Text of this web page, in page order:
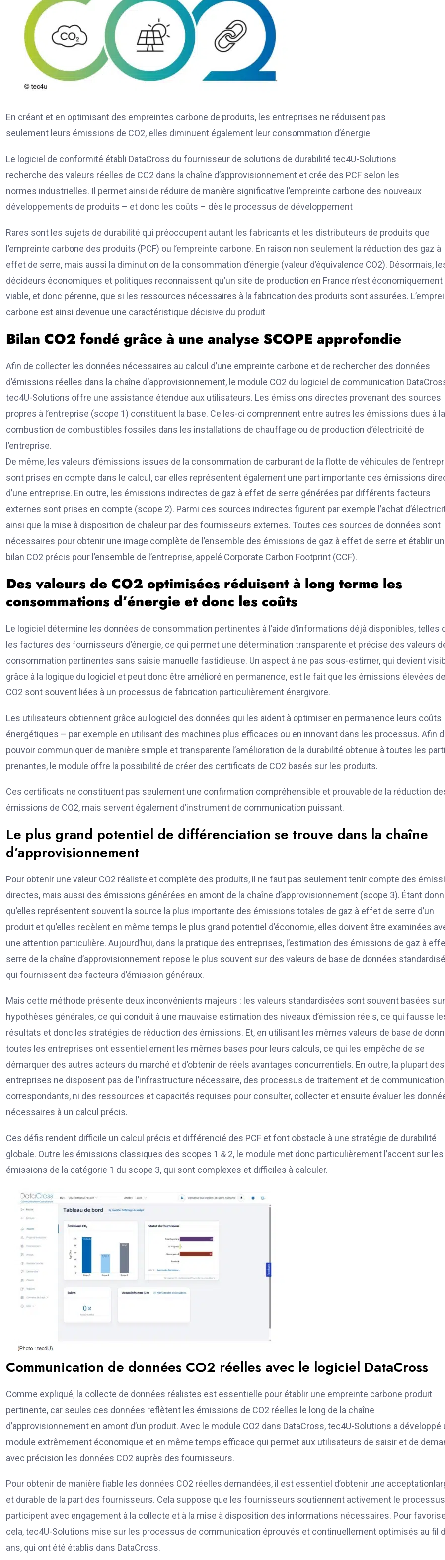
En créant et en optimisant des empreintes carbone de produits, les entreprises ne réduisent pas
seulement leurs émissions de CO2, elles diminuent également leur consommation d’énergie.
Le logiciel de conformité établi DataCross du fournisseur de solutions de durabilité tec4U-Solutions
recherche des valeurs réelles de CO2 dans la chaîne d’approvisionnement et crée des PCF selon les
normes industrielles. Il permet ainsi de réduire de manière significative l’empreinte carbone des nouveaux
développements de produits – et donc les coûts – dès le processus de développement
Rares sont les sujets de durabilité qui préoccupent autant les fabricants et les distributeurs de produits que
l’empreinte carbone des produits (PCF) ou l’empreinte carbone. En raison non seulement la réduction des gaz à
effet de serre, mais aussi la diminution de la consommation d’énergie (valeur d’équivalence CO2). Désormais,
décideurs économiques et politiques reconnaissent qu’un site de production en France n’est économiquement
viable, et donc pérenne, que si les ressources nécessaires à la fabrication des produits sont assurées.
carbone est ainsi devenue une caractéristique décisive du produit
Bilan CO2 fondé grâce à une analyse SCOPE approfondie
Afin de collecter les données nécessaires au calcul d’une empreinte carbone et de rechercher des données
d’émissions réelles dans la chaîne d’approvisionnement, le module CO2 du logiciel de communication
tec4U-Solutions offre une assistance étendue aux utilisateurs. Les émissions directes provenant des sources
propres à l’entreprise (scope 1) constituent la base. Celles-ci comprennent entre autres les émissions dues à la
combustion de combustibles fossiles dans les installations de chauffage ou de production d’électricité de
l’entreprise.
De même, les valeurs d’émissions issues de la consommation de carburant de la flotte de véhicules de
sont prises en compte dans le calcul, car elles représentent également une part importante des émissions
d’une entreprise. En outre, les émissions indirectes de gaz à effet de serre générées par différents facteurs
externes sont prises en compte (scope 2). Parmi ces sources indirectes figurent par exemple l’achat
ainsi que la mise à disposition de chaleur par des fournisseurs externes. Toutes ces sources de données sont
nécessaires pour obtenir une image complète de l’ensemble des émissions de gaz à effet de serre et établir un
bilan CO2 précis pour l’ensemble de l’entreprise, appelé Corporate Carbon Footprint (CCF).
Des valeurs de CO2 optimisées réduisent à long terme les
consommations d’énergie et donc les coûts
Le logiciel détermine les données de consommation pertinentes à l’aide d’informations déjà disponibles, telles
les factures des fournisseurs d’énergie, ce qui permet une détermination transparente et précise des valeurs
consommation pertinentes sans saisie manuelle fastidieuse. Un aspect à ne pas sous-estimer, qui devient
grâce à la logique du logiciel et peut donc être amélioré en permanence, est le fait que les émissions élevées de
CO2 sont souvent liées à un processus de fabrication particulièrement énergivore.
Les utilisateurs obtiennent grâce au logiciel des données qui les aident à optimiser en permanence leurs coûts
énergétiques – par exemple en utilisant des machines plus efficaces ou en innovant dans les processus. Afin
pouvoir communiquer de manière simple et transparente l’amélioration de la durabilité obtenue à toutes les
prenantes, le module offre la possibilité de créer des certificats de CO2 basés sur les produits.
Ces certificats ne constituent pas seulement une confirmation compréhensible et prouvable de la réduction
émissions de CO2, mais servent également d’instrument de communication puissant.
Le plus grand potentiel de différenciation se trouve dans la chaîne
d’approvisionnement
Pour obtenir une valeur CO2 réaliste et complète des produits, il ne faut pas seulement tenir compte des
directes, mais aussi des émissions générées en amont de la chaîne d’approvisionnement (scope 3). Étant
qu’elles représentent souvent la source la plus importante des émissions totales de gaz à effet de serre d’un
produit et qu’elles recèlent en même temps le plus grand potentiel d’économie, elles doivent être examinées
une attention particulière. Aujourd’hui, dans la pratique des entreprises, l’estimation des émissions de gaz à
serre de la chaîne d’approvisionnement repose le plus souvent sur des valeurs de base de données
qui fournissent des facteurs d’émission généraux.
Mais cette méthode présente deux inconvénients majeurs : les valeurs standardisées sont souvent basées
hypothèses générales, ce qui conduit à une mauvaise estimation des niveaux d’émission réels, ce qui fausse
résultats et donc les stratégies de réduction des émissions. Et, en utilisant les mêmes valeurs de base de
toutes les entreprises ont essentiellement les mêmes bases pour leurs calculs, ce qui les empêche de se
démarquer des autres acteurs du marché et d’obtenir de réels avantages concurrentiels. En outre, la plupart des
entreprises ne disposent pas de l’infrastructure nécessaire, des processus de traitement et de communication
correspondants, ni des ressources et capacités requises pour consulter, collecter et ensuite évaluer les
nécessaires à un calcul précis.
Ces défis rendent difficile un calcul précis et différencié des PCF et font obstacle à une stratégie de durabilité
globale. Outre les émissions classiques des scopes 1 & 2, le module met donc particulièrement l’accent sur les
émissions de la catégorie 1 du scope 3, qui sont complexes et difficiles à calculer.
Communication de données CO2 réelles avec le logiciel DataCross
Comme expliqué, la collecte de données réalistes est essentielle pour établir une empreinte carbone produit
pertinente, car seules ces données reflètent les émissions de CO2 réelles le long de la chaîne
d’approvisionnement en amont d’un produit. Avec le module CO2 dans DataCross, tec4U-Solutions a développé
module extrêmement économique et en même temps efficace qui permet aux utilisateurs de saisir et de
avec précision les données CO2 auprès des fournisseurs.
Pour obtenir de manière fiable les données CO2 réelles demandées, il est essentiel d’obtenir une
et durable de la part des fournisseurs. Cela suppose que les fournisseurs soutiennent activement le
participent avec engagement à la collecte et à la mise à disposition des informations nécessaires. Pour
cela, tec4U-Solutions mise sur les processus de communication éprouvés et continuellement optimisés au fil
ans, qui ont été établis dans DataCross.